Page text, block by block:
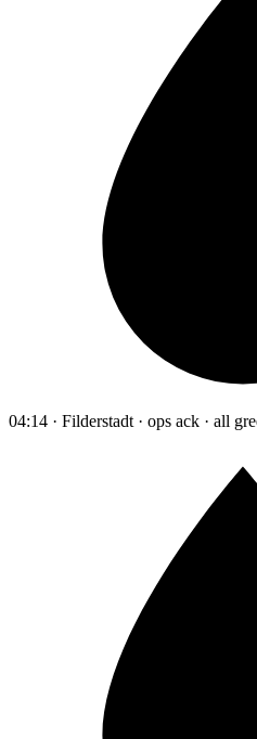
04:14 · Filderstadt · ops ack · all